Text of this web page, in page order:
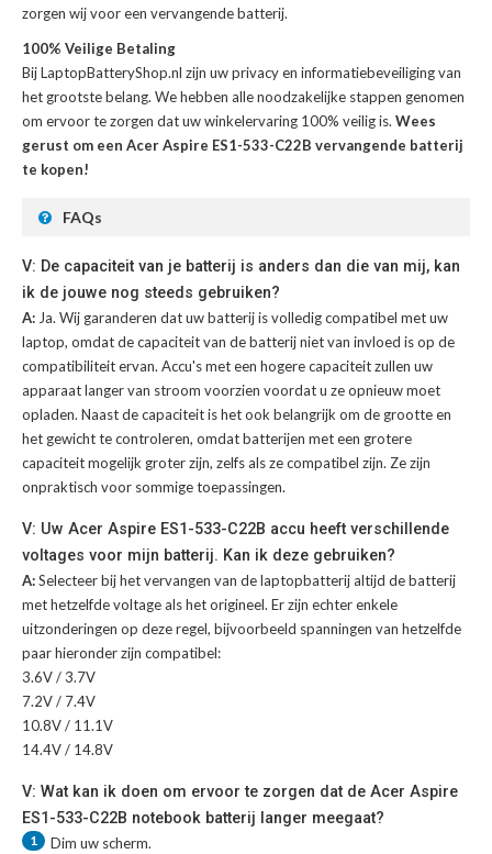
zorgen wij voor een vervangende batterij.
100% Veilige Betaling
Bij LaptopBatteryShop.nl zijn uw privacy en informatiebeveiliging van
het grootste belang. We hebben alle noodzakelijke stappen genomen
om ervoor te zorgen dat uw winkelervaring 100% veilig is. Wees
gerust om een Acer Aspire ES1-533-C22B vervangende batterij
te kopen!
FAQs
V: De capaciteit van je batterij is anders dan die van mij, kan
ik de jouwe nog steeds gebruiken?
A: Ja. Wij garanderen dat uw batterij is volledig compatibel met uw
laptop, omdat de capaciteit van de batterij niet van invloed is op de
compatibiliteit ervan. Accu's met een hogere capaciteit zullen uw
apparaat langer van stroom voorzien voordat u ze opnieuw moet
opladen. Naast de capaciteit is het ook belangrijk om de grootte en
het gewicht te controleren, omdat batterijen met een grotere
capaciteit mogelijk groter zijn, zelfs als ze compatibel zijn. Ze zijn
onpraktisch voor sommige toepassingen.
V: Uw Acer Aspire ES1-533-C22B accu heeft verschillende
voltages voor mijn batterij. Kan ik deze gebruiken?
A:Selecteer bij het vervangen van de laptopbatterij altijd de batterij
met hetzelfde voltage als het origineel. Er zijn echter enkele
uitzonderingen op deze regel, bijvoorbeeld spanningen van hetzelfde
paar hieronder zijn compatibel:
3.6V / 3.7V
7.2V / 7.4V
10.8V / 11.1V
14.4V / 14.8V
V: Wat kan ik doen om ervoor te zorgen dat de Acer Aspire
ES1-533-C22B notebook batterij langer meegaat?
1 Dim uw scherm.